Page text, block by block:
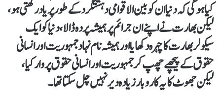
کیا ہوگی کہ دنیا ان کو بین الاقوامی دہشتگرد کے طور پر یاد رکھتی ہو،
لیکن بھارت نے اپنے ان جرائم پر ہمیشہ پردہ ڈالا، دنیا کو ایک
سیکولر بھارت کا چہرہ دکھایا اور ہمیشہ نام نہاد جمہوریت اور انسانی
حقوق کے پیچھے چھپ کر جمہوریت اور انسانی حقوق پر وار کیا،
لیکن جھوٹ کا یہ کاروبار زیادہ دیر نہیں چل سکتا تھا۔